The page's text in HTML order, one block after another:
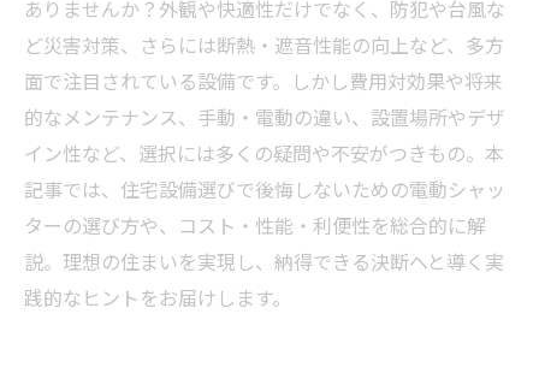
ありませんか？外観や快適性だけでなく、防犯や台風な
ど災害対策、さらには断熱・遮音性能の向上など、多方
面で注目されている設備です。しかし費用対効果や将来
的なメンテナンス、手動・電動の違い、設置場所やデザ
イン性など、選択には多くの疑問や不安がつきもの。本
記事では、住宅設備選びで後悔しないための電動シャッ
ターの選び方や、コスト・性能・利便性を総合的に解
説。理想の住まいを実現し、納得できる決断へと導く実
践的なヒントをお届けします。